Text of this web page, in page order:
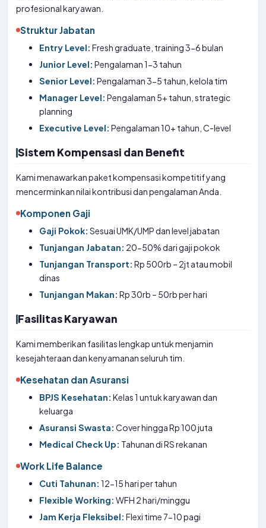
profesional karyawan.
Struktur Jabatan
Entry Level: Fresh graduate, training 3-6 bulan
Junior Level: Pengalaman 1-3 tahun
Senior Level: Pengalaman 3-5 tahun, kelola tim
Manager Level: Pengalaman 5+ tahun, strategic
planning
Executive Level: Pengalaman 10+ tahun, C-level
Sistem Kompensasi dan Benefit
Kami menawarkan paket kompensasi kompetitif yang
mencerminkan nilai kontribusi dan pengalaman Anda.
Komponen Gaji
Gaji Pokok: Sesuai UMK/UMP dan level jabatan
Tunjangan Jabatan: 20-50% dari gaji pokok
Tunjangan Transport: Rp 500rb – 2jt atau mobil
dinas
Tunjangan Makan: Rp 30rb – 50rb per hari
Fasilitas Karyawan
Kami memberikan fasilitas lengkap untuk menjamin
kesejahteraan dan kenyamanan seluruh tim.
Kesehatan dan Asuransi
BPJS Kesehatan: Kelas 1 untuk karyawan dan
keluarga
Asuransi Swasta: Cover hingga Rp 100 juta
Medical Check Up: Tahunan di RS rekanan
Work Life Balance
Cuti Tahunan: 12-15 hari per tahun
Flexible Working: WFH 2 hari/minggu
Jam Kerja Fleksibel: Flexi time 7-10 pagi